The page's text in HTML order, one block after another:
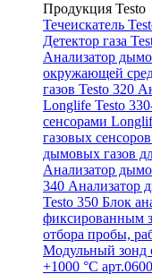
Продукция Testo
Течеискатель
Детектор газа
Анализатор
окружающей
газов Testo 320
Longlife Testo
сенсорами
газовых
дымовых газов
Анализатор
340 Анализатор
Testo 350 Блок
фиксированным
отбора пробы,
Модульный зонд
+1000 °С